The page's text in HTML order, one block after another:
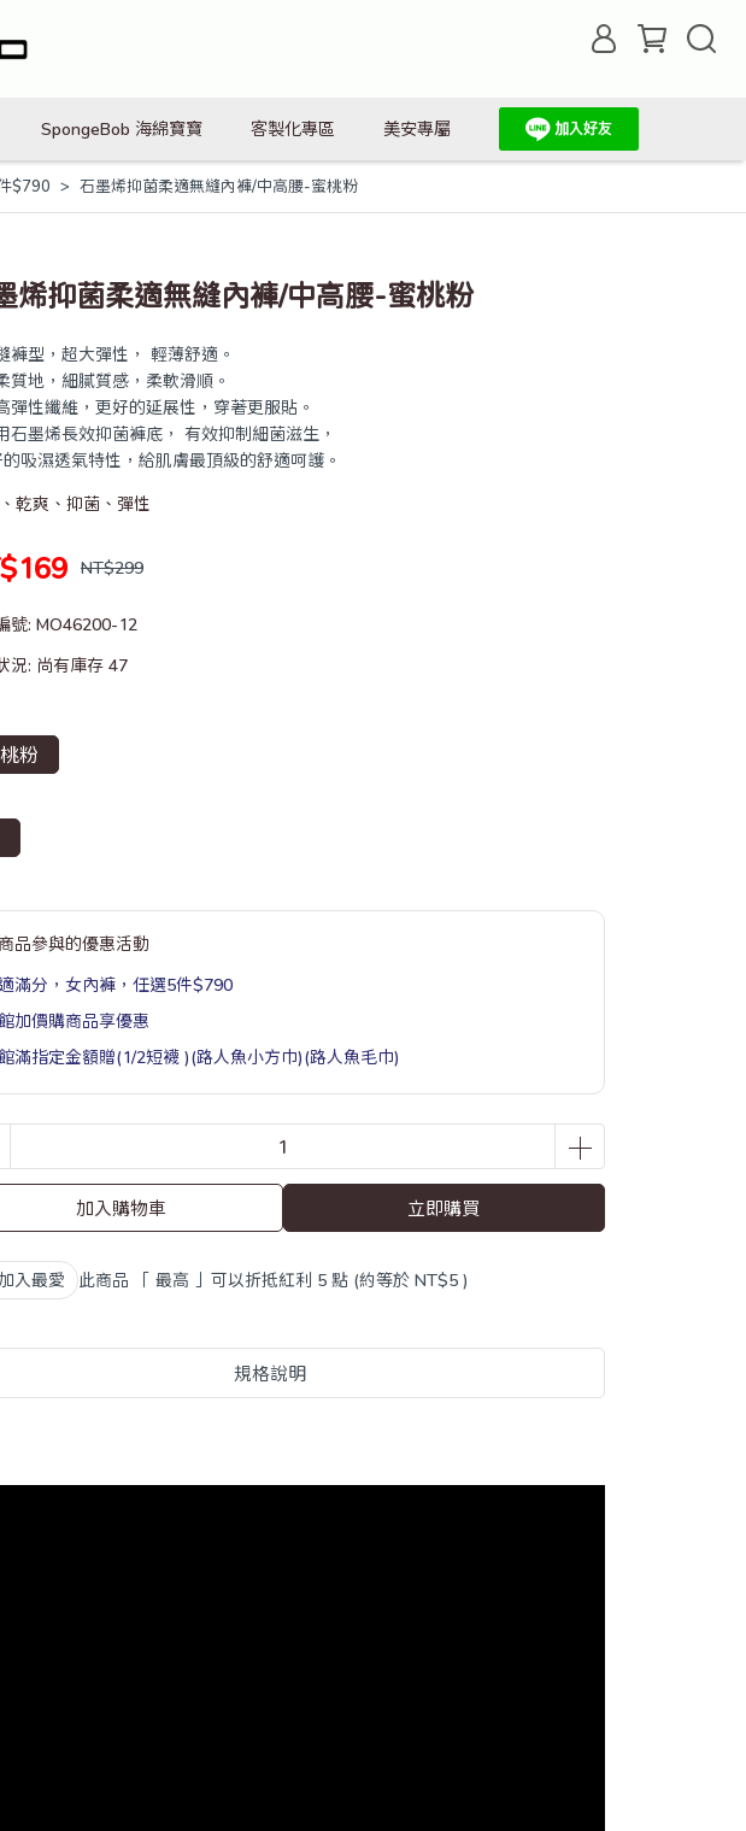
SpongeBob 海綿寶寶 客製化專區 美安專屬
$790 石墨烯抑菌柔適無縫內褲/中高腰-蜜桃粉
烯抑菌柔適無縫內褲/中高腰-蜜桃粉
型，超大彈性， 輕薄舒適。
地，細膩質感，柔軟滑順。
性纖維，更好的延展性，穿著更服貼。
墨烯長效抑菌褲底， 有效抑制細菌滋生，
吸濕透氣特性，給肌膚最頂級的舒適呵護。
乾爽、抑菌、彈性
NT$299
號: MO46200-12
況: 尚有庫存 47
粉
品參與的優惠活動
滿分，女內褲，任選5件$790
加價購商品享優惠
滿指定金額贈(1/2短襪 )(路人魚小方巾)(路人魚毛巾)
加入購物車 立即購買
加入最愛 此商品 「 最高 」可以折抵紅利 5 點 (約等於 NT$5 )
規格說明